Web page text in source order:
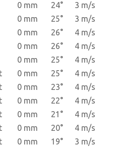
0 mm 24°
3 m/s
0 mm 25°
3 m/s
0 mm 26°
4 m/s
0 mm 26°
4 m/s
0 mm 25°
4 m/s
0 mm 25°
4 m/s
0 mm 23°
4 m/s
0 mm 22°
4 m/s
0 mm 21°
4 m/s
0 mm 20°
4 m/s
0 mm 19° 3 m/s